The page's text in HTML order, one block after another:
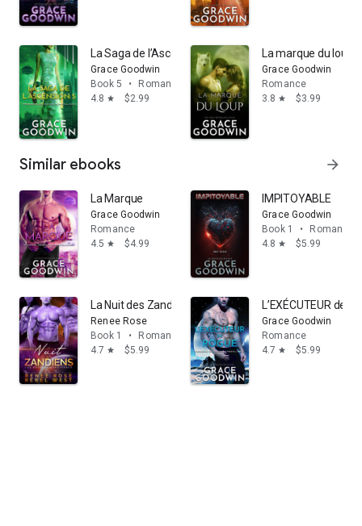
La Saga de l’Ascension: 5
Grace Goodwin
Book 5
•
Romance
4.8 star $2.99
La marque du loup
Grace Goodwin
Romance
3.8 star $3.99
Similar ebooks arrow_forward
La Marque
Grace Goodwin
Romance
4.5 star $4.99
IMPITOYABLE
Grace Goodwin
Book 1
•
Romance
4.8 star $5.99
La Nuit des Zandiens
Renee Rose
Book 1
•
Romance
4.7 star $5.99
L’EXÉCUTEUR de
Grace Goodwin
Romance
4.7 star $5.99